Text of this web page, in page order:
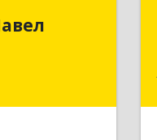
Павел